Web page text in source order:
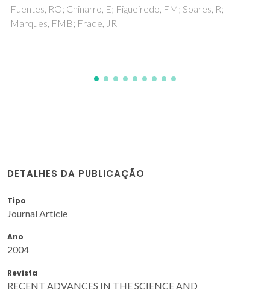
EM; Granado, E; Gonzalez, JC; Abelenda, A; Moreira, RL;
Dias, A
DETALHES DA PUBLICAÇÃO
Tipo
Journal Article
Ano
2004
Revista
RECENT ADVANCES IN THE SCIENCE AND